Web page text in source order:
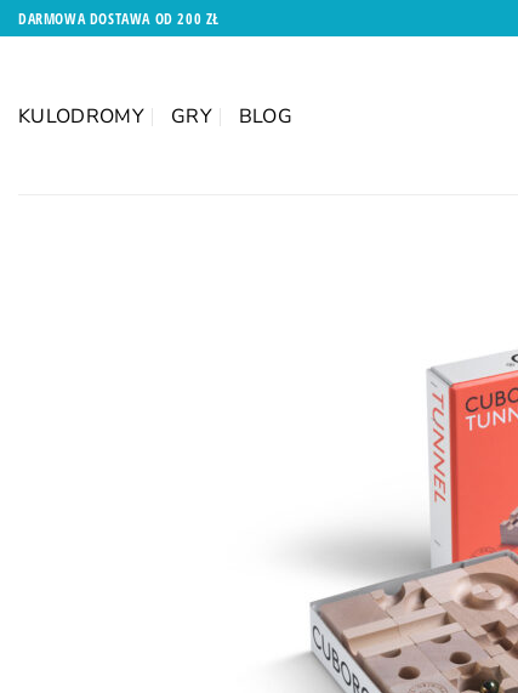
Przewiń
do
DARMOWA DOSTAWA OD 200 ZŁ
KULODROMY GRY BLOG